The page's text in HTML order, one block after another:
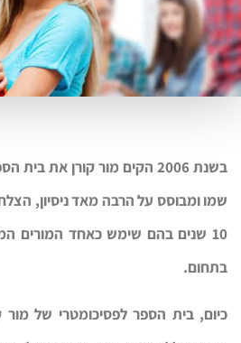
בשנת 2006 הקים מור קורן את
שמו ומבוסס על הרבה מאד ניסיון,
10 שנים בהם שימש כאחד המורים
בתחום.
כיום, בית הספר לפסיכומטרי של